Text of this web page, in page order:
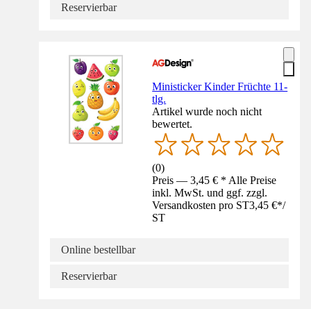
Reservierbar
Ministicker Kinder Früchte 11-
tlg.
Artikel wurde noch nicht
bewertet.
(0)
Preis — 3,45 € * Alle Preise
inkl. MwSt. und ggf. zzgl.
Versandkosten pro ST3,45 €*/
ST
Online bestellbar
Reservierbar